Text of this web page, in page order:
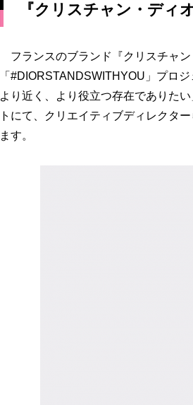
『クリスチャン・ディ
フランスのブランド『クリスチャン
「#DIORSTANDSWITHYOU」プロ
より近く、より役立つ存在でありた
トにて、クリエイティブディレクタ
ます。